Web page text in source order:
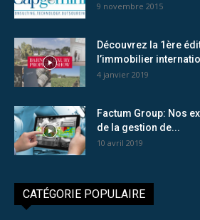
9 novembre 2015
Découvrez la 1ère
l’immobilier
4 janvier 2019
Factum Group: Nos
de la gestion de...
10 avril 2019
CATÉGORIE POPULAIRE